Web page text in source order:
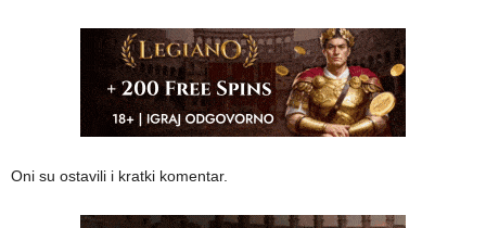
Oni su ostavili i kratki komentar.